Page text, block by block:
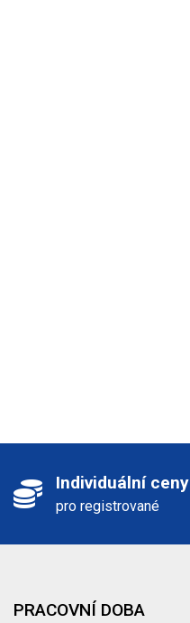
Individuální ceny
pro registrované
PRACOVNÍ DOBA